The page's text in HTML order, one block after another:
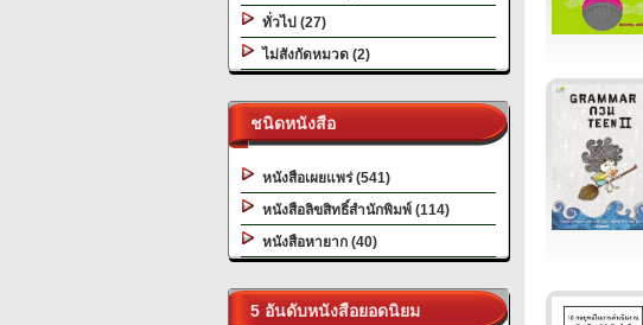
ทั่วไป (27)
ไม่สังกัดหมวด (2)
ชนิดหนังสือ
หนังสือเผยแพร่ (541)
หนังสือลิขสิทธิ์สำนักพิมพ์ (114)
หนังสือหายาก (40)
5 อันดับหนังสือยอดนิยม